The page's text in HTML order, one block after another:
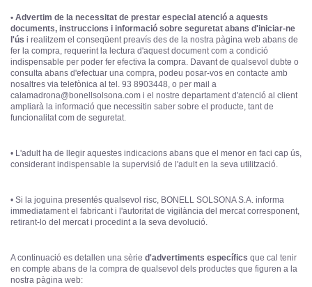
• Advertim de la necessitat de prestar especial atenció a aquests
documents, instruccions i informació sobre seguretat abans d'iniciar-ne
l'ús i realitzem el conseqüent preavís des de la nostra pàgina web abans de
fer la compra, requerint la lectura d'aquest document com a condició
indispensable per poder fer efectiva la compra. Davant de qualsevol dubte o
consulta abans d'efectuar una compra, podeu posar-vos en contacte amb
nosaltres via telefònica al tel. 93 8903448, o per mail a
calamadrona@bonellsolsona.com i el nostre departament d'atenció al client
ampliarà la informació que necessitin saber sobre el producte, tant de
funcionalitat com de seguretat.
• L'adult ha de llegir aquestes indicacions abans que el menor en faci cap ús,
considerant indispensable la supervisió de l'adult en la seva utilització.
• Si la joguina presentés qualsevol risc, BONELL SOLSONA S.A. informa
immediatament el fabricant i l'autoritat de vigilància del mercat corresponent,
retirant-lo del mercat i procedint a la seva devolució.
A continuació es detallen una sèrie d'advertiments específics que cal tenir
en compte abans de la compra de qualsevol dels productes que figuren a la
nostra pàgina web: